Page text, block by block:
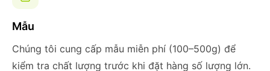
Mẫu
Chúng tôi cung cấp mẫu miễn phí (100–500g) để
kiểm tra chất lượng trước khi đặt hàng số lượng lớn.